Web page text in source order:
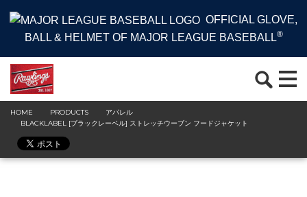
OFFICIAL GLOVE,
BALL & HELMET OF MAJOR LEAGUE BASEBALL®
HOME PRODUCTS
アパレル
BLACKLABEL [ブラックレーベル] ストレッチウーブン フードジャケット